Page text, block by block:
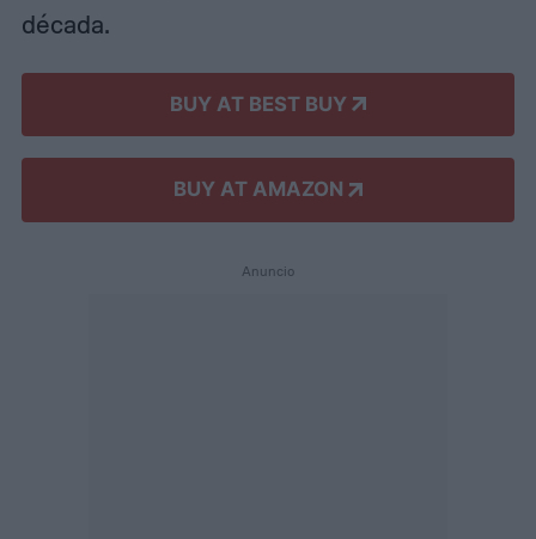
década.
BUY AT BEST BUY
BUY AT AMAZON